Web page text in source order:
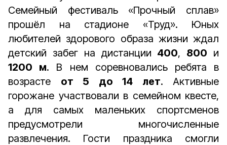
Семейный фестиваль «Прочный сплав»
прошёл на стадионе «Труд». Юных
любителей здорового образа жизни ждал
детский забег на дистанции 400, 800 и
1200 м. В нем соревновались ребята в
возрасте от 5 до 14 лет. Активные
горожане участвовали в семейном квесте,
а для самых маленьких спортсменов
предусмотрели многочисленные
развлечения. Гости праздника смогли